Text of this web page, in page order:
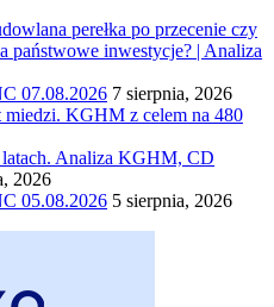
perełka po przecenie czy
państwowe inwestycje? | Analiza
07.08.2026 7 sierpnia, 2026
KGHM z celem na 480
Analiza KGHM, CD
2026
05.08.2026 5 sierpnia, 2026